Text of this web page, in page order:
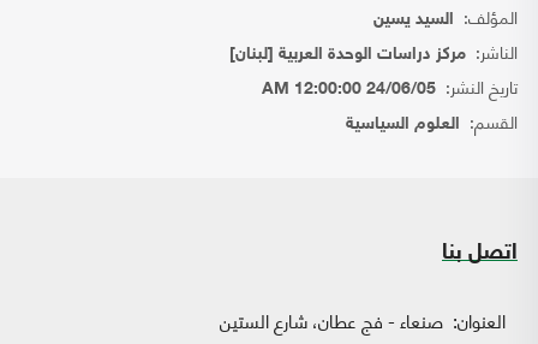
المؤلف: السيد يسين
الناشر: مركز دراسات الوحدة العربية [لبنان]
تاريخ النشر: 24/06/05 12:00:00 AM
القسم: العلوم السياسية
اتصل بنا
العنوان: صنعاء - فج عطان، شارع الستين